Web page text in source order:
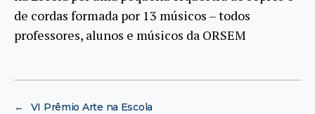
de cordas formada por 13 músicos – todos
professores, alunos e músicos da ORSEM
←
VI Prêmio Arte na Escola